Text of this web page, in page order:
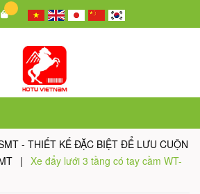
- THIẾT KẾ ĐẶC BIỆT ĐỂ LƯU CUỘN
| Xe đẩy lưới 3 tầng có tay cầm WT-